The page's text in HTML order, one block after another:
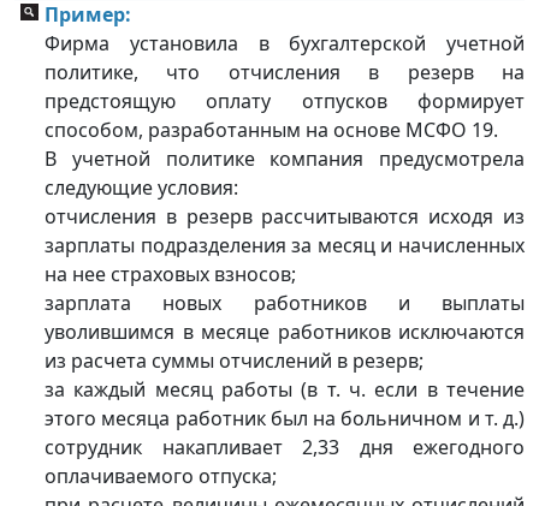
Пример:
Фирма установила в бухгалтерской учетной
политике, что отчисления в резерв на
предстоящую оплату отпусков формирует
способом, разработанным на основе МСФО 19.
В учетной политике компания предусмотрела
следующие условия:
отчисления в резерв рассчитываются исходя из
зарплаты подразделения за месяц и начисленных
на нее страховых взносов;
зарплата новых работников и выплаты
уволившимся в месяце работников исключаются
из расчета суммы отчислений в резерв;
за каждый месяц работы (в т. ч. если в течение
этого месяца работник был на больничном и т. д.)
сотрудник накапливает 2,33 дня ежегодного
оплачиваемого отпуска;